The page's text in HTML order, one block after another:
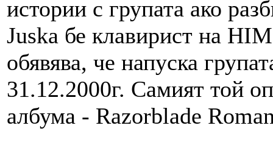
истории с групата ако
Juska бе клавирист на
обявява, че напуска
31.12.2000г. Самият той
албума - Razorblade